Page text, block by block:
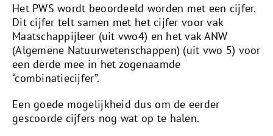
Het PWS wordt beoordeeld worden met een cijfer.
Dit cijfer telt samen met het cijfer voor vak
Maatschappijleer (uit vwo4) en het vak ANW
(Algemene Natuurwetenschappen) (uit vwo 5) voor
een derde mee in het zogenaamde
“combinatiecijfer”.
Een goede mogelijkheid dus om de eerder
gescoorde cijfers nog wat op te halen.